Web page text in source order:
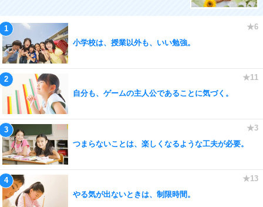
小学校は、授業以外も、いい勉強。
自分も、ゲームの主人公であることに気づく。
つまらないことは、楽しくなるような工夫が必要。
やる気が出ないときは、制限時間。